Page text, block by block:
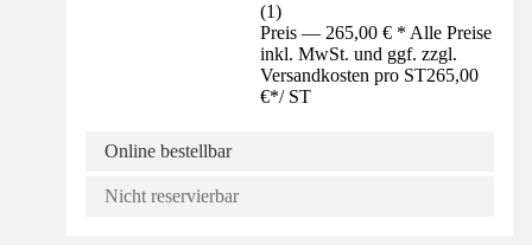
(1)
Preis — 265,00 € * Alle Preise
inkl. MwSt. und ggf. zzgl.
Versandkosten pro ST265,00
€*/ ST
Online bestellbar
Nicht reservierbar